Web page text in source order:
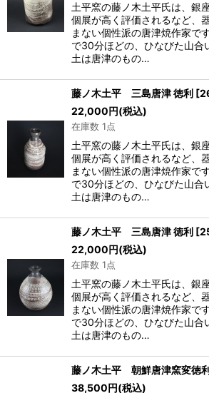
土平窯の藤ノ木土平氏は、銀
個展が高く評価されるなど、
まない個性派の唐津焼作家で
で30分ほどの、ひなびた山合
土は唐津のもの…
藤ノ木土平 三島唐津 徳利 [
22,000円(税込)
在庫数 1点
土平窯の藤ノ木土平氏は、銀
個展が高く評価されるなど、
まない個性派の唐津焼作家で
で30分ほどの、ひなびた山合
土は唐津のもの…
藤ノ木土平 三島唐津 徳利 [
22,000円(税込)
在庫数 1点
土平窯の藤ノ木土平氏は、銀
個展が高く評価されるなど、
まない個性派の唐津焼作家で
で30分ほどの、ひなびた山合
土は唐津のもの…
藤ノ木土平 朝鮮唐津窯変徳
38,500円(税込)